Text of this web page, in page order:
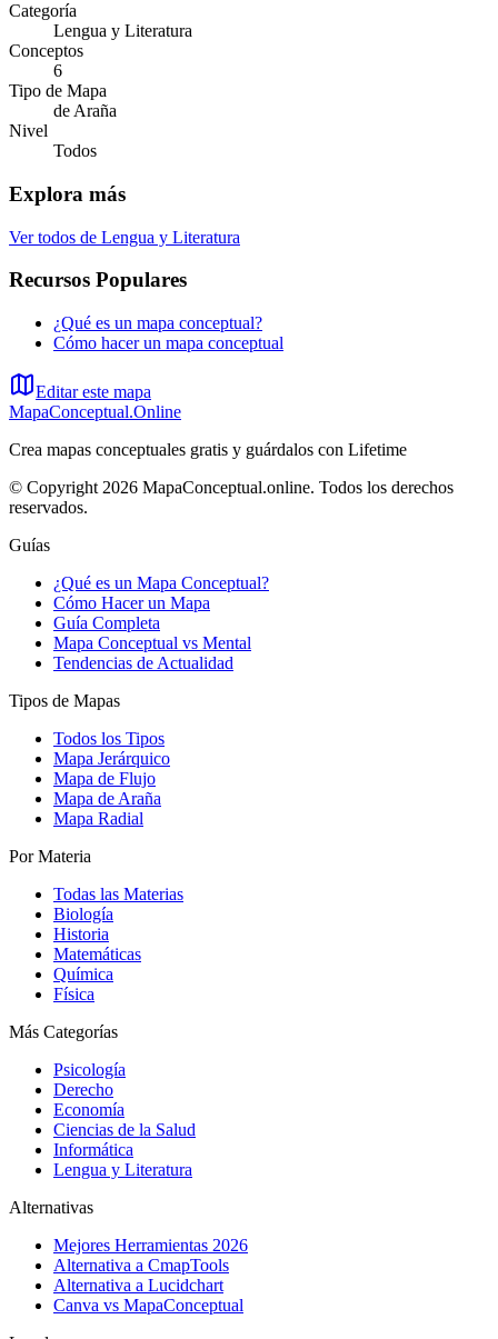
Categoría
Lengua y Literatura
Conceptos
6
Tipo de Mapa
de Araña
Nivel
Todos
Explora más
Ver todos de Lengua y Literatura
Recursos Populares
¿Qué es un mapa conceptual?
Cómo hacer un mapa conceptual
Editar este mapa
MapaConceptual.Online
Crea mapas conceptuales gratis y guárdalos con Lifetime
© Copyright 2026 MapaConceptual.online. Todos los derechos
reservados.
Guías
¿Qué es un Mapa Conceptual?
Cómo Hacer un Mapa
Guía Completa
Mapa Conceptual vs Mental
Tendencias de Actualidad
Tipos de Mapas
Todos los Tipos
Mapa Jerárquico
Mapa de Flujo
Mapa de Araña
Mapa Radial
Por Materia
Todas las Materias
Biología
Historia
Matemáticas
Química
Física
Más Categorías
Psicología
Derecho
Economía
Ciencias de la Salud
Informática
Lengua y Literatura
Alternativas
Mejores Herramientas 2026
Alternativa a CmapTools
Alternativa a Lucidchart
Canva vs MapaConceptual